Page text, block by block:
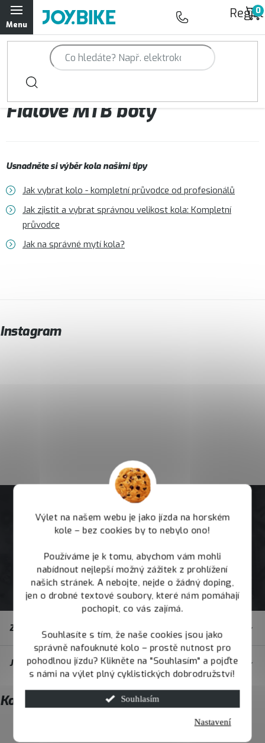
Výlet na našem webu je jako jízda na horském
kole – bez cookies by to nebylo ono!
Používáme je k tomu, abychom vám mohli
nabídnout nejlepší možný zážitek z prohlížení
našich stránek. A nebojte, nejde o žádný doping,
jen o drobné textové soubory, které nám pomáhají
pochopit, co vás zajímá.
Souhlasíte s tím, že naše cookies jsou jako
správně nafouknuté kolo – prostě nutnost pro
pohodlnou jízdu? Klikněte na "Souhlasím" a pojďte
s námi na výlet plný cyklistických dobrodružství!
Souhlasím
Nastavení
Přejít
na
obsah
Trailová kola Qayron
Horská kola Qayron
Dámská horská kola Qayron
Doplňky a oblečení Qayron
Kontakt Servisní a výdejní místa
Fialové MTB boty
Usnadněte si výběr kola našimi tipy
Jak vybrat kolo - kompletní průvodce od profesionálů
Jak zjistit a vybrat správnou velikost kola: Kompletní
průvodce
Jak na správné mytí kola?
Instagram
t
í
Zákaznický servis
JOY.BIKE
Kontakt